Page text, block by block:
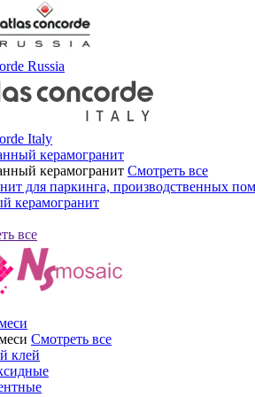
Russia
Italy
керамогранит
керамогранит Смотреть все
для паркинга, производственных
керамогранит
все
Смотреть все
клей